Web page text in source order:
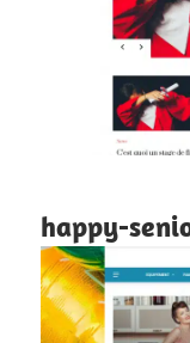
happy-